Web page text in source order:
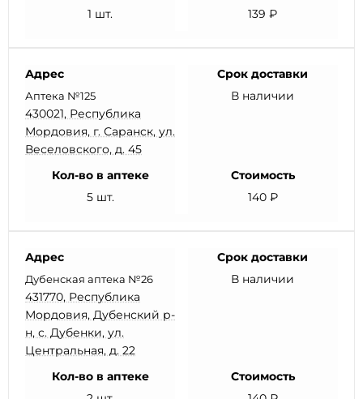
1 шт.
139 ₽
Адрес
Аптека №125
430021, Республика
Мордовия, г. Саранск, ул.
Веселовского, д. 45
Срок доставки
В наличии
Кол-во в аптеке
5 шт.
Стоимость
140 ₽
Адрес
Дубенская аптека №26
431770, Республика
Мордовия, Дубенский р-
н, с. Дубенки, ул.
Центральная, д. 22
Срок доставки
В наличии
Кол-во в аптеке
Стоимость